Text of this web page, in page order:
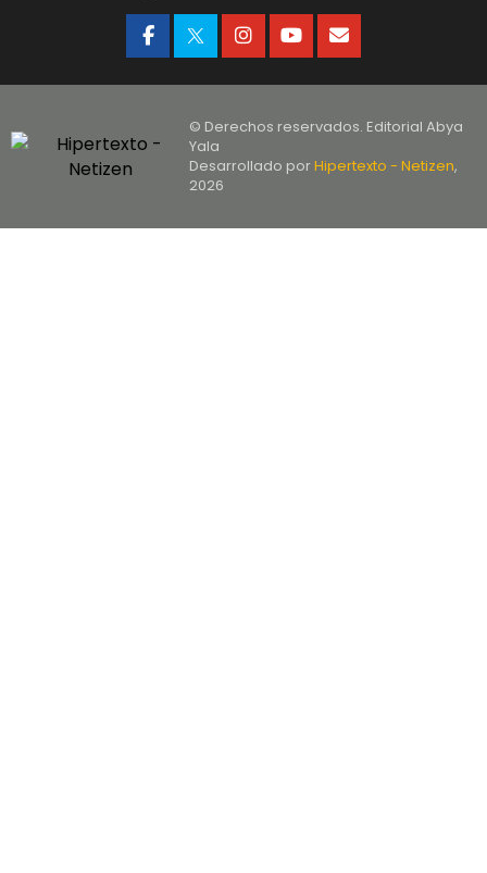
© Derechos reservados. Editorial Abya
Yala
Desarrollado porHipertexto - Netizen,
2026